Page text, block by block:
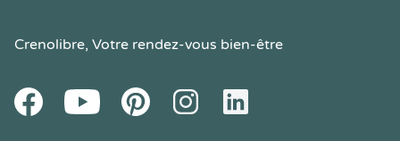
Crenolibre, Votre rendez-vous bien-être
FacebookYoutube PinteresetInstagramLinkedIn